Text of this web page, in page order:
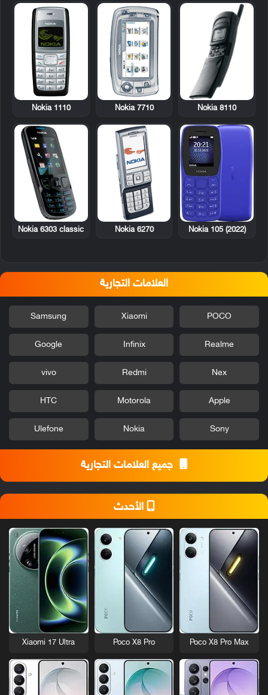
Nokia 8110
Nokia 7710
Nokia 1110
Nokia 105 (2022)
Nokia 6270
Nokia 6303 classic
العلامات التجارية
POCO
Xiaomi
Samsung
Realme
Infinix
Google
Nex
Redmi
vivo
Apple
Motorola
HTC
Sony
Nokia
Ulefone
جميع العلامات التجارية
الأحدث
Poco X8 Pro Max
Poco X8 Pro
Xiaomi 17 Ultra